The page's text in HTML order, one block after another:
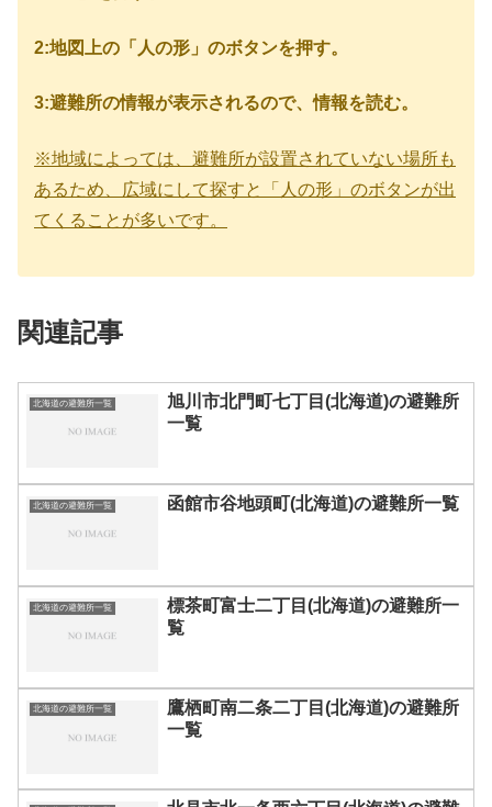
2:地図上の「人の形」のボタンを押す。
3:避難所の情報が表示されるので、情報を読む。
※地域によっては、避難所が設置されていない場所も
あるため、広域にして探すと「人の形」のボタンが出
てくることが多いです。
関連記事
北海道の避難所一覧
旭川市北門町七丁目(北海道)の避難所
一覧
北海道の避難所一覧 函館市谷地頭町(北海道)の避難所一覧
北海道の避難所一覧
標茶町富士二丁目(北海道)の避難所一
覧
北海道の避難所一覧
鷹栖町南二条二丁目(北海道)の避難所
一覧